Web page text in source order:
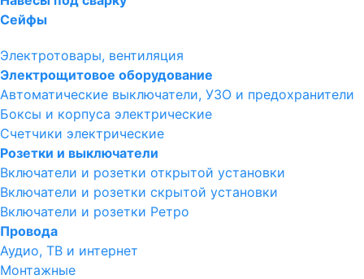
Сейфы
Электротовары, вентиляция
Электрощитовое оборудование
Автоматические выключатели, УЗО и предохранители
Боксы и корпуса электрические
Счетчики электрические
Розетки и выключатели
Включатели и розетки открытой установки
Включатели и розетки скрытой установки
Включатели и розетки Ретро
Провода
Аудио, ТВ и интернет
Монтажные